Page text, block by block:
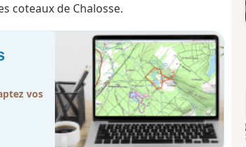
coteaux de Chalosse.
vos